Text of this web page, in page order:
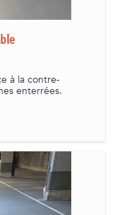
à la contre-
enterrées.